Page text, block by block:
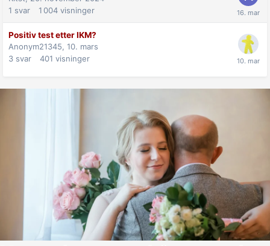
1 svar 1 004 visninger
Positiv test etter IKM?
Anonym21345, 10. mars
3 svar 401 visninger